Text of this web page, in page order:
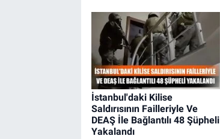
İstanbul'daki Kilise
Saldırısının Failleriyle Ve
DEAŞ İle Bağlantılı 48 Şüpheli
Yakalandı